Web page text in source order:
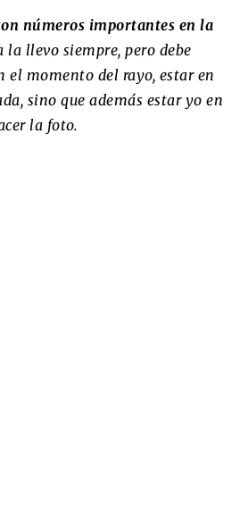
números importantes en la
la llevo siempre, pero debe
el momento del rayo, estar en
sino que además estar yo en
la foto.